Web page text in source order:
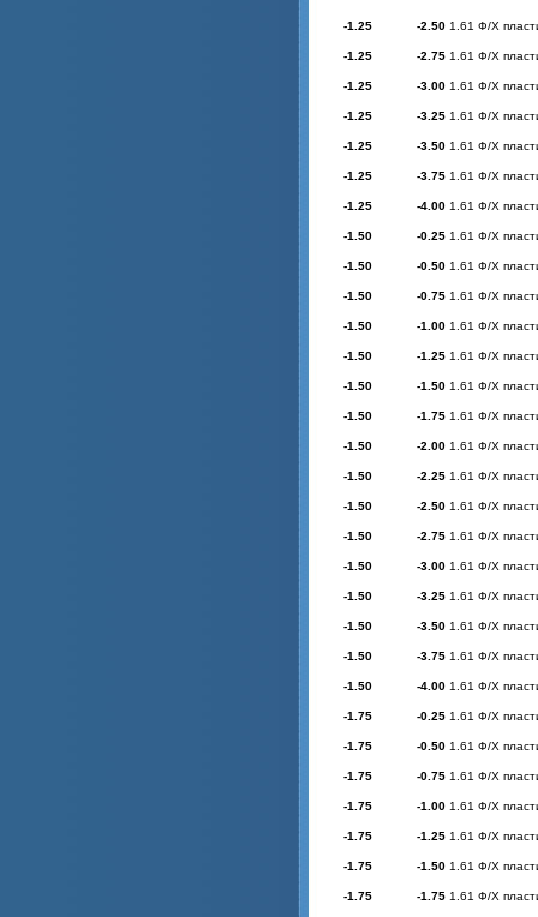
-1.25 -2.50 1.61 Ф/Х
-1.25 -2.75 1.61 Ф/Х
-1.25 -3.00 1.61 Ф/Х
-1.25 -3.25 1.61 Ф/Х
-1.25 -3.50 1.61 Ф/Х
-1.25 -3.75 1.61 Ф/Х
-1.25 -4.00 1.61 Ф/Х
-1.50 -0.25 1.61 Ф/Х
-1.50 -0.50 1.61 Ф/Х
-1.50 -0.75 1.61 Ф/Х
-1.50 -1.00 1.61 Ф/Х
-1.50 -1.25 1.61 Ф/Х
-1.50 -1.50 1.61 Ф/Х
-1.50 -1.75 1.61 Ф/Х
-1.50 -2.00 1.61 Ф/Х
-1.50 -2.25 1.61 Ф/Х
-1.50 -2.50 1.61 Ф/Х
-1.50 -2.75 1.61 Ф/Х
-1.50 -3.00 1.61 Ф/Х
-1.50 -3.25 1.61 Ф/Х
-1.50 -3.50 1.61 Ф/Х
-1.50 -3.75 1.61 Ф/Х
-1.50 -4.00 1.61 Ф/Х
-1.75 -0.25 1.61 Ф/Х
-1.75 -0.50 1.61 Ф/Х
-1.75 -0.75 1.61 Ф/Х
-1.75 -1.00 1.61 Ф/Х
-1.75 -1.25 1.61 Ф/Х
-1.75 -1.50 1.61 Ф/Х
-1.75 -1.75 1.61 Ф/Х